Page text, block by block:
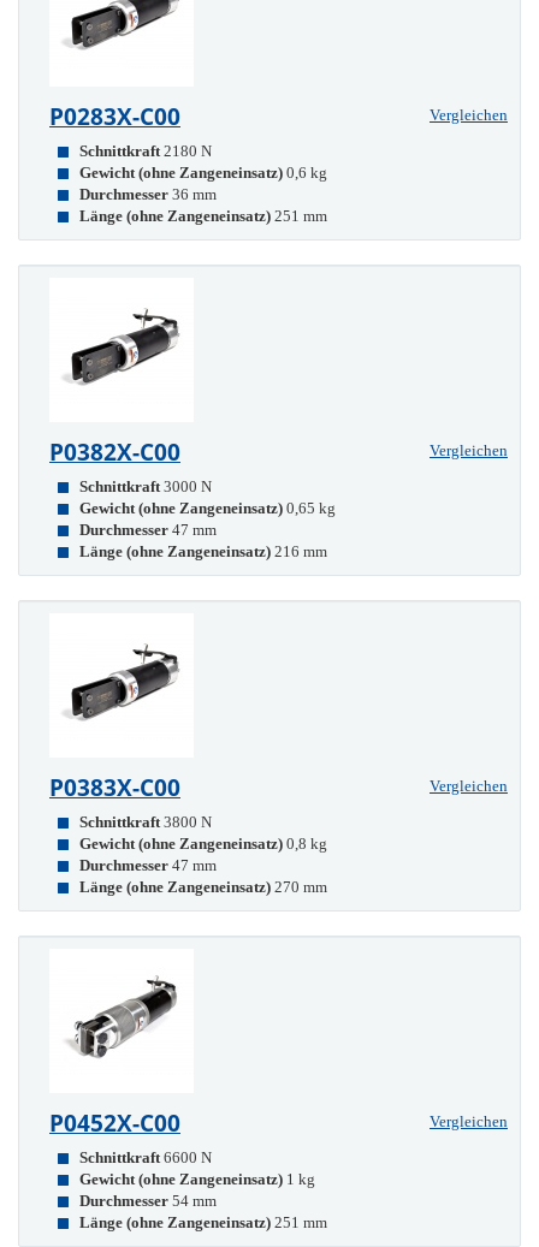
P0283X-C00
Vergleichen
Schnittkraft 2180 N
Gewicht (ohne Zangeneinsatz) 0,6 kg
Durchmesser 36 mm
Länge (ohne Zangeneinsatz) 251 mm
P0382X-C00
Vergleichen
Schnittkraft 3000 N
Gewicht (ohne Zangeneinsatz) 0,65 kg
Durchmesser 47 mm
Länge (ohne Zangeneinsatz) 216 mm
P0383X-C00
Vergleichen
Schnittkraft 3800 N
Gewicht (ohne Zangeneinsatz) 0,8 kg
Durchmesser 47 mm
Länge (ohne Zangeneinsatz) 270 mm
P0452X-C00
Vergleichen
Schnittkraft 6600 N
Gewicht (ohne Zangeneinsatz) 1 kg
Durchmesser 54 mm
Länge (ohne Zangeneinsatz) 251 mm